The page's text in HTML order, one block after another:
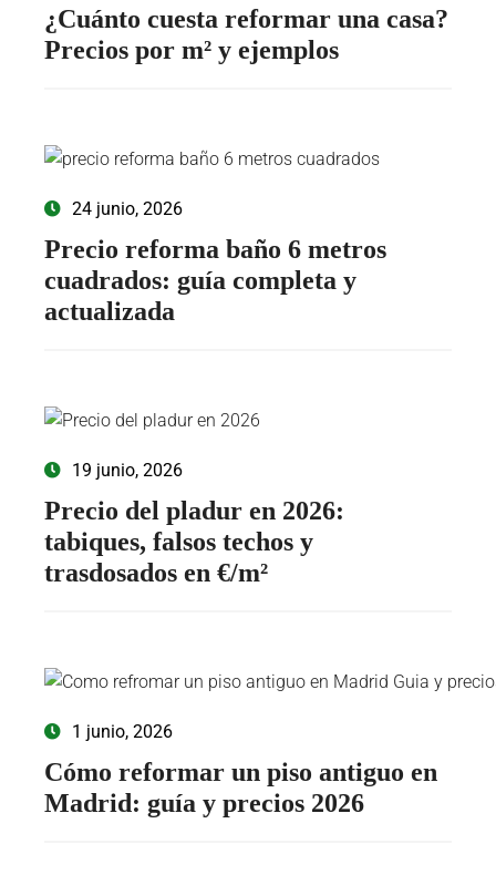
¿Cuánto cuesta reformar una casa?
Precios por m² y ejemplos
24 junio, 2026
Precio reforma baño 6 metros
cuadrados: guía completa y
actualizada
19 junio, 2026
Precio del pladur en 2026:
tabiques, falsos techos y
trasdosados en €/m²
1 junio, 2026
Cómo reformar un piso antiguo en
Madrid: guía y precios 2026